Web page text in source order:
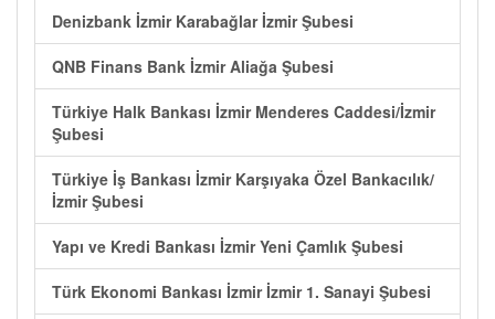
Denizbank İzmir Karabağlar İzmir Şubesi
QNB Finans Bank İzmir Aliağa Şubesi
Türkiye Halk Bankası İzmir Menderes Caddesi/İzmir
Şubesi
Türkiye İş Bankası İzmir Karşıyaka Özel Bankacılık/
İzmir Şubesi
Yapı ve Kredi Bankası İzmir Yeni Çamlık Şubesi
Türk Ekonomi Bankası İzmir İzmir 1. Sanayi Şubesi